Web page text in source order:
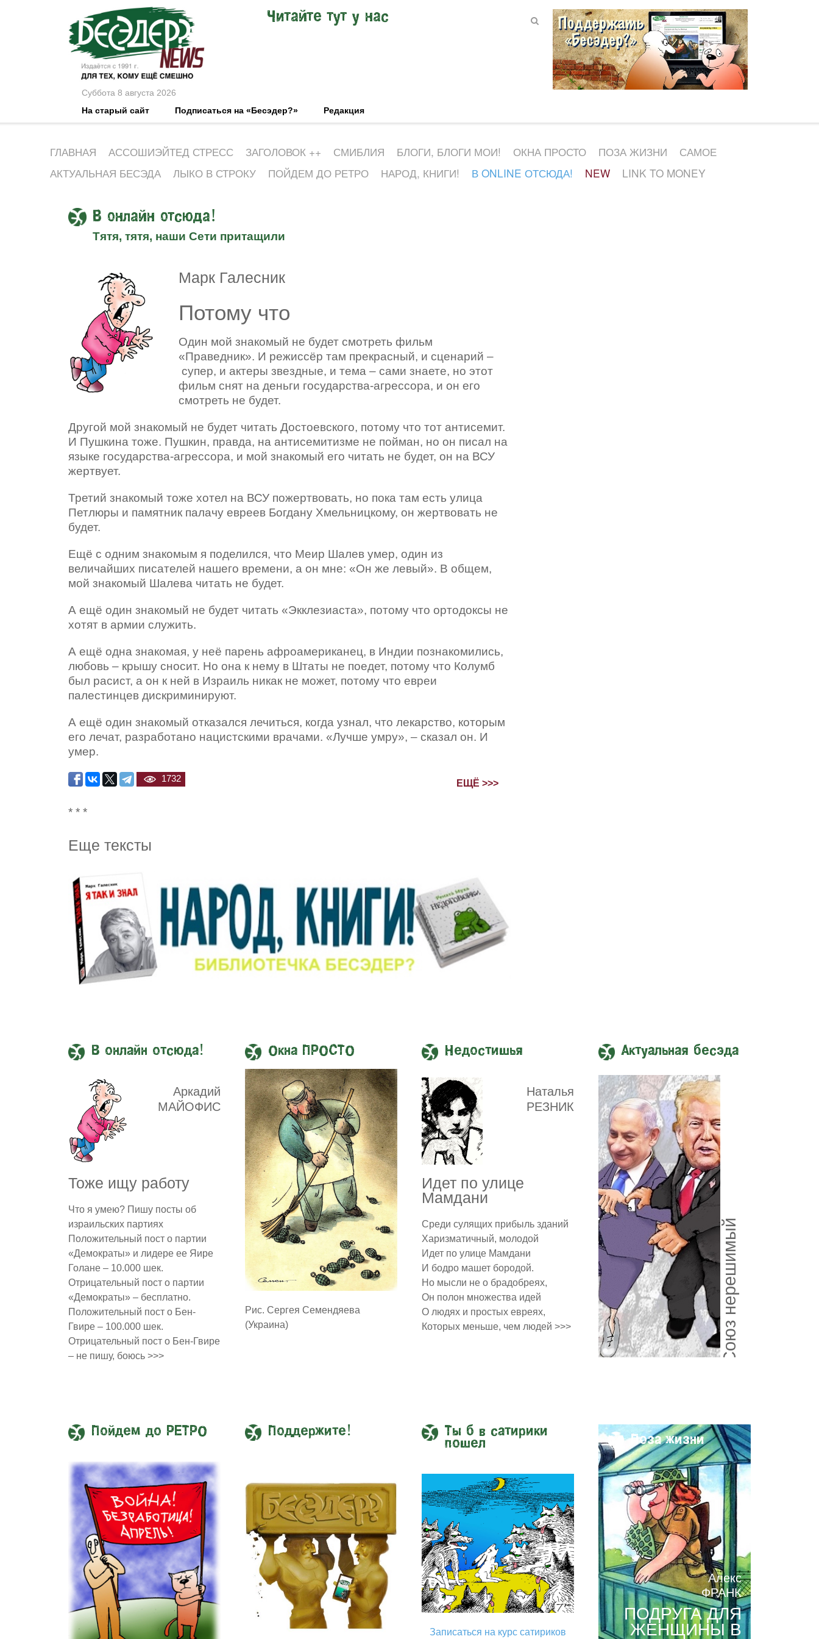
Суббота 8 августа 2026
Читайте тут у нас
На старый сайт Подписаться на «Бесэдер?» Редакция
ГЛАВНАЯ АССОШИЭЙТЕД СТРЕСС ЗАГОЛОВОК ++ СМИБЛИЯ БЛОГИ, БЛОГИ МОИ! ОКНА ПРОСТО ПОЗА ЖИЗНИ
САМОЕ
АКТУАЛЬНАЯ БЕСЭДА
ЛЫКО В СТРОКУ ПОЙДЕМ ДО РЕТРО НАРОД, КНИГИ! В ONLINE ОТСЮДА! NEW LINK TO MONEY
В онлайн отсюда!
Тятя, тятя, наши Сети притащили
Марк Галесник
Потому что
Один мой знакомый не будет смотреть фильм
«Праведник». И режиссёр там прекрасный, и сценарий –
супер, и актеры звездные, и тема – сами знаете, но этот
фильм снят на деньги государства-агрессора, и он его
смотреть не будет.
Другой мой знакомый не будет читать Достоевского, потому что тот антисемит.
И Пушкина тоже. Пушкин, правда, на антисемитизме не пойман, но он писал на
языке государства-агрессора, и мой знакомый его читать не будет, он на ВСУ
жертвует.
Третий знакомый тоже хотел на ВСУ пожертвовать, но пока там есть улица
Петлюры и памятник палачу евреев Богдану Хмельницкому, он жертвовать не
будет.
Ещё с одним знакомым я поделился, что Меир Шалев умер, один из
величайших писателей нашего времени, а он мне: «Он же левый». В общем,
мой знакомый Шалева читать не будет.
А ещё один знакомый не будет читать «Экклезиаста», потому что ортодоксы не
хотят в армии служить.
А ещё одна знакомая, у неё парень афроамериканец, в Индии познакомились,
любовь – крышу сносит. Но она к нему в Штаты не поедет, потому что Колумб
был расист, а он к ней в Израиль никак не может, потому что евреи
палестинцев дискриминируют.
А ещё один знакомый отказался лечиться, когда узнал, что лекарство, которым
его лечат, разработано нацистскими врачами. «Лучше умру», – сказал он. И
умер.
1732 ЕЩЁ >>>
* * *
Еще тексты
В онлайн отсюда!
Аркадий
МАЙОФИС
Тоже ищу работу
Что я умею? Пишу посты об
израильских партиях
Положительный пост о партии
«Демократы» и лидере ее Яире
Голане – 10.000 шек.
Отрицательный пост о партии
«Демократы» – бесплатно.
Положительный пост о Бен-
Гвире – 100.000 шек.
Отрицательный пост о Бен-Гвире
– не пишу, боюсь >>>
Окна ПРОСТО
Рис. Сергея Семендяева
(Украина)
Недостишья
Наталья
РЕЗНИК
Идет по улице
Мамдани
Среди сулящих прибыль зданий
Харизматичный, молодой
Идет по улице Мамдани
И бодро машет бородой.
Но мысли не о брадобреях,
Он полон множества идей
О людях и простых евреях,
Которых меньше, чем людей >>>
Актуальная бесэда
Союз нерешимый
Пойдем до РЕТРО Поддержите!
Ты б в сатирики
пошел
Записаться на курс сатириков
Поза жизни
Алекс
ФРАНК
ПОДРУГА ДЛЯ
ЖЕНЩИНЫ В